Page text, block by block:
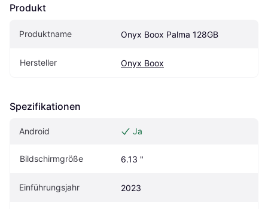
Produkt
Produktname Onyx Boox Palma 128GB
Hersteller Onyx Boox
Spezifikationen
Android Ja
Bildschirmgröße 6.13 "
Einführungsjahr 2023